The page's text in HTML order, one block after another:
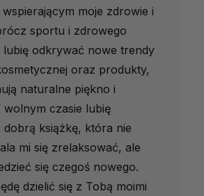
moje zdrowie i
sportu i zdrowego
lubię odkrywać nowe trendy
oraz produkty,
naturalne piękno i
wolnym czasie lubię
książkę, która nie
mi się zrelaksować, ale
się czegoś nowego.
dzielić się z Tobą moimi